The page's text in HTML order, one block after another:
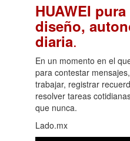
HUAWEI
diseño,
diaria.
En un momento en el
para contestar
trabajar, registrar
resolver tareas
que nunca.
Lado.mx